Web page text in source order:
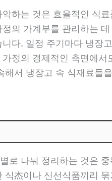
하는 것은 효율적인 식
의 가계부를 관리하는
다. 일정 주기마다 냉장
정의 경제적인 측면에
해서 냉장고 속 식재료들
로 나눠 정리하는 것은
식杰이나 신선식품끼리